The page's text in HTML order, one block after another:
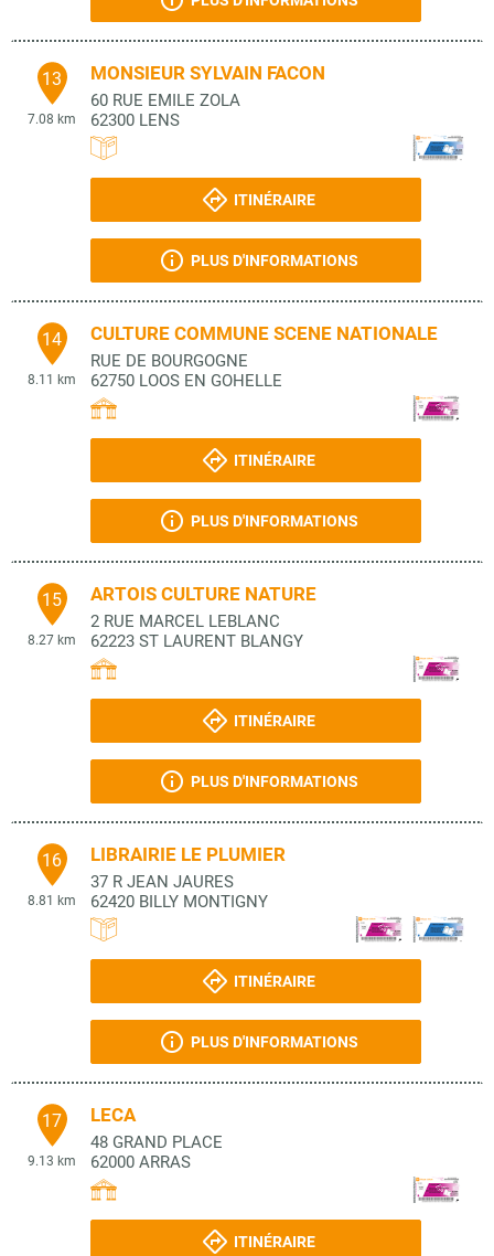
13
7.08 km
MONSIEUR SYLVAIN FACON
60 RUE EMILE ZOLA
62300 LENS
ITINÉRAIRE
PLUS D'INFORMATIONS
14
8.11 km
CULTURE COMMUNE SCENE NATIONALE
RUE DE BOURGOGNE
62750 LOOS EN GOHELLE
ITINÉRAIRE
PLUS D'INFORMATIONS
15
8.27 km
ARTOIS CULTURE NATURE
2 RUE MARCEL LEBLANC
62223 ST LAURENT BLANGY
ITINÉRAIRE
PLUS D'INFORMATIONS
16
8.81 km
LIBRAIRIE LE PLUMIER
37 R JEAN JAURES
62420 BILLY MONTIGNY
ITINÉRAIRE
PLUS D'INFORMATIONS
17
9.13 km
LECA
48 GRAND PLACE
62000 ARRAS
ITINÉRAIRE